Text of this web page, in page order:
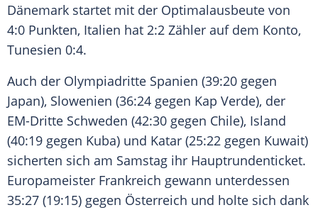
Dänemark startet mit der Optimalausbeute von
4:0 Punkten, Italien hat 2:2 Zähler auf dem Konto,
Tunesien 0:4.
Auch der Olympiadritte Spanien (39:20 gegen
Japan), Slowenien (36:24 gegen Kap Verde), der
EM-Dritte Schweden (42:30 gegen Chile), Island
(40:19 gegen Kuba) und Katar (25:22 gegen Kuwait)
sicherten sich am Samstag ihr Hauptrundenticket.
Europameister Frankreich gewann unterdessen
35:27 (19:15) gegen Österreich und holte sich dank